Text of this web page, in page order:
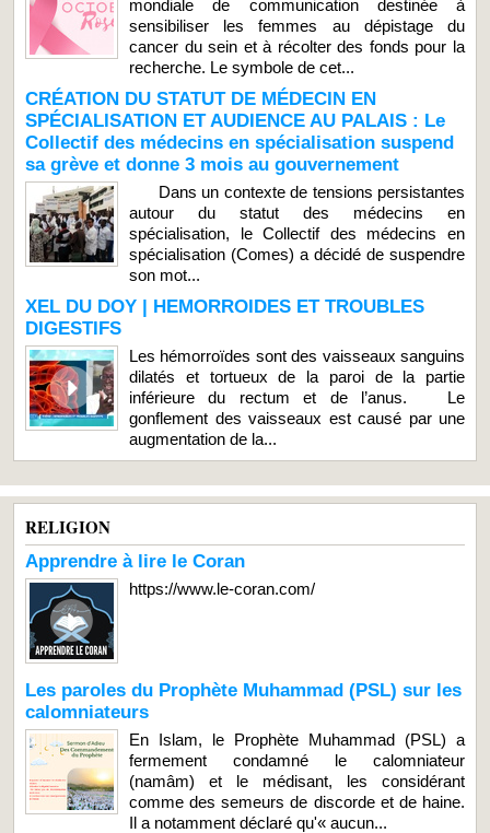
mondiale de communication destinée à
sensibiliser les femmes au dépistage du
cancer du sein et à récolter des fonds pour la
recherche. Le symbole de cet...
CRÉATION DU STATUT DE MÉDECIN EN
SPÉCIALISATION ET AUDIENCE AU PALAIS : Le
Collectif des médecins en spécialisation suspend
sa grève et donne 3 mois au gouvernement
Dans un contexte de tensions persistantes
autour du statut des médecins en
spécialisation, le Collectif des médecins en
spécialisation (Comes) a décidé de suspendre
son mot...
XEL DU DOY | HEMORROIDES ET TROUBLES
DIGESTIFS
Les hémorroïdes sont des vaisseaux sanguins
dilatés et tortueux de la paroi de la partie
inférieure du rectum et de l’anus. Le
gonflement des vaisseaux est causé par une
augmentation de la...
RELIGION
Apprendre à lire le Coran
https://www.le-coran.com/
Les paroles du Prophète Muhammad (PSL) sur les
calomniateurs
En Islam, le Prophète Muhammad (PSL) a
fermement condamné le calomniateur
(namâm) et le médisant, les considérant
comme des semeurs de discorde et de haine.
Il a notamment déclaré qu'« aucun...